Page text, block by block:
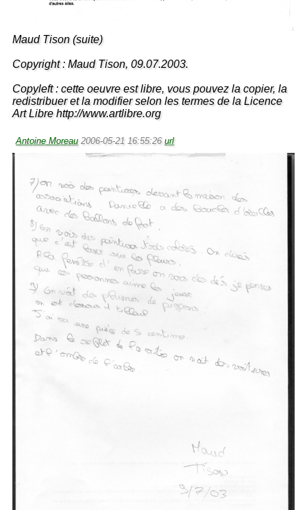
Maud Tison (suite)
Copyright : Maud Tison, 09.07.2003.
Copyleft : cette oeuvre est libre, vous pouvez la copier, la
redistribuer et la modifier selon les termes de la Licence
Art Libre http://www.artlibre.org
Antoine Moreau 2006-05-21 16:55:26 url